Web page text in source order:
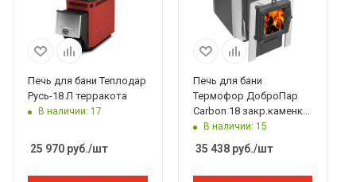
Печь для бани Теплодар
Русь-18 Л терракота
В наличии: 17
25 970 руб./шт
Печь для бани
Термофор ДоброПар
Carbon 18 закр.каменка
чуг дверца со стеклом
антрацит
В наличии: 15
35 438руб./шт